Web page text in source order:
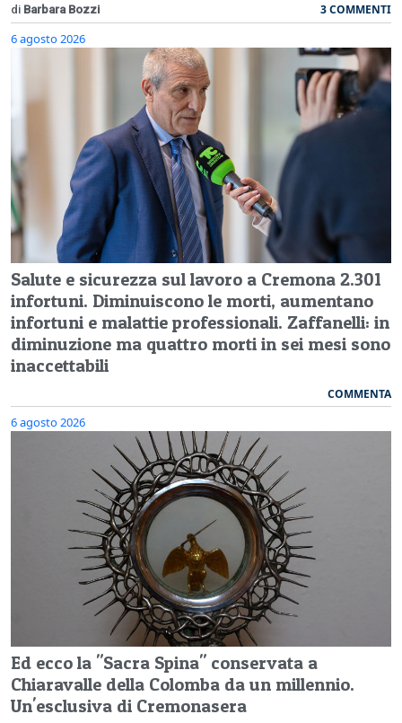
di Barbara Bozzi 3 COMMENTI
6 agosto 2026
Salute e sicurezza sul lavoro a Cremona 2.301
infortuni. Diminuiscono le morti, aumentano
infortuni e malattie professionali. Zaffanelli: in
diminuzione ma quattro morti in sei mesi sono
inaccettabili
COMMENTA
6 agosto 2026
Ed ecco la "Sacra Spina" conservata a
Chiaravalle della Colomba da un millennio.
Un'esclusiva di Cremonasera